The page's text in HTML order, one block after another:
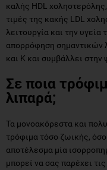
καλής HDL
τιμές της κακής LDL
λειτουργία και την
απορρόφηση σημαντικών
και Κ και συμβάλλει στην
Σε ποια
λιπαρά;
Τα μονοακόρεστα και
τρόφιμα τόσο ζωικής,
αποτέλεσμα μία
μπορεί να σας παρέχει